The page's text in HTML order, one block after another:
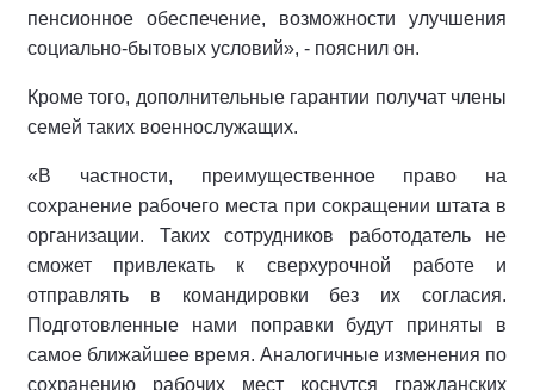
пенсионное обеспечение, возможности улучшения
социально-бытовых условий», - пояснил он.
Кроме того, дополнительные гарантии получат члены
семей таких военнослужащих.
«В частности, преимущественное право на
сохранение рабочего места при сокращении штата в
организации. Таких сотрудников работодатель не
сможет привлекать к сверхурочной работе и
отправлять в командировки без их согласия.
Подготовленные нами поправки будут приняты в
самое ближайшее время. Аналогичные изменения по
сохранению рабочих мест коснутся гражданских